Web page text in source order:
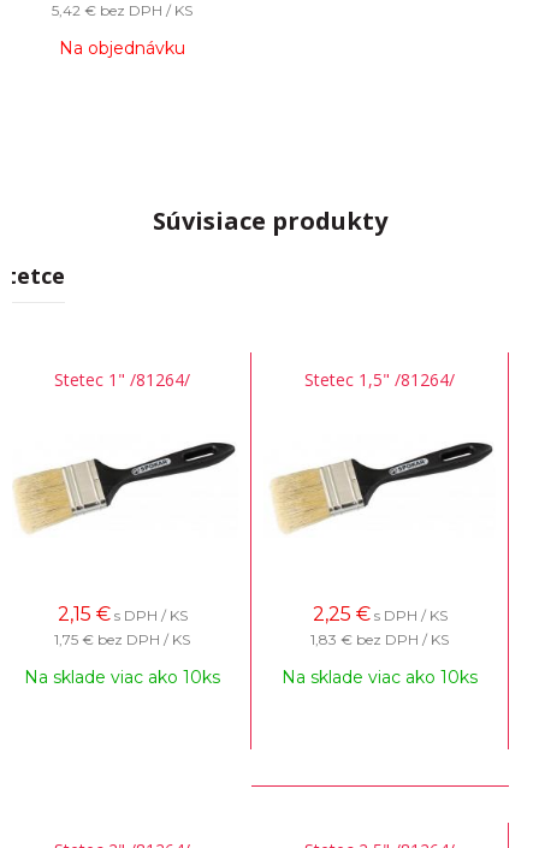
5,42 € bez DPH / KS
Na objednávku
Súvisiace produkty
Stetec 1" /81264/
2,15 € s DPH / KS
1,75 € bez DPH / KS
Na sklade viac ako 10ks
Stetec 1,5" /81264/
2,25 € s DPH / KS
1,83 € bez DPH / KS
Na sklade viac ako 10ks